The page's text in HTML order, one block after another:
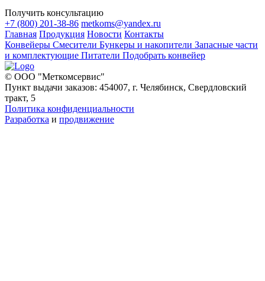
Получить консультацию
+7 (800) 201-38-86 metkoms@yandex.ru
Главная Продукция Новости Контакты
Конвейеры Смесители Бункеры и накопители Запасные части
и комплектующие Питатели Подобрать конвейер
© ООО "Меткомсервис"
Пункт выдачи заказов: 454007, г. Челябинск, Свердловский
тракт, 5
Политика конфиденциальности
Разработка и продвижение